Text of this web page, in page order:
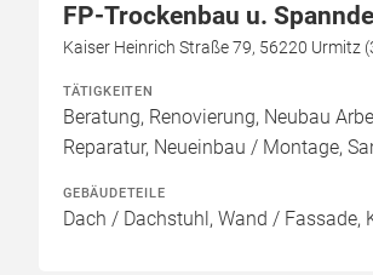
FP-Trockenbau u.
Kaiser Heinrich Straße 79, 56220 Urmitz
TÄTIGKEITEN
Beratung, Renovierung, Neubau
Reparatur, Neueinbau / Montage,
GEBÄUDETEILE
Dach / Dachstuhl, Wand / Fassade,